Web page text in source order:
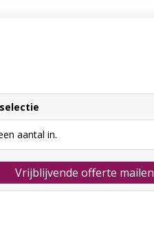
aantal in.
Vrijblijvende offerte mailen